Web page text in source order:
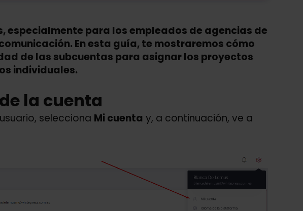
especialmente para los empleados de agencias de
En esta guía, te mostraremos cómo
de las subcuentas para asignar los proyectos
individuales.
la cuenta
selecciona Mi cuenta y, a continuación, ve a